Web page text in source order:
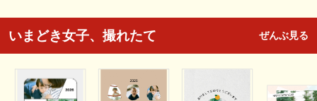
いまどき女子、撮れたて ぜんぶ見る